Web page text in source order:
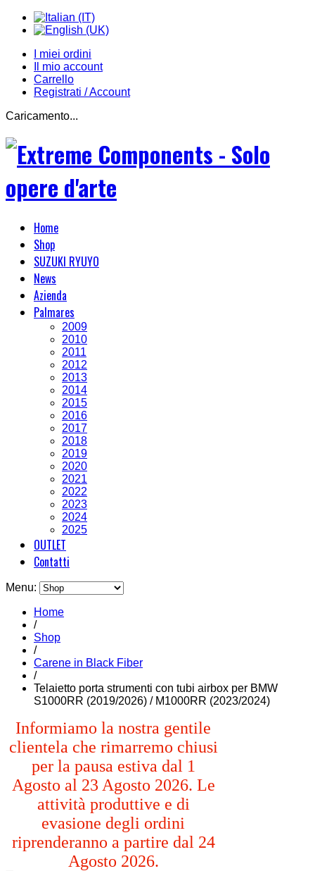
I miei ordini
Il mio account
Carrello
Registrati / Account
Caricamento...
Home
Shop
SUZUKI RYUYO
News
Azienda
Palmares
2009
2010
2011
2012
2013
2014
2015
2016
2017
2018
2019
2020
2021
2022
2023
2024
2025
OUTLET
Contatti
Menu:
Home
/
Shop
/
Carene in Black Fiber
/
Telaietto porta strumenti con tubi airbox per BMW
S1000RR (2019/2026) / M1000RR (2023/2024)
Informiamo la nostra gentile
clientela che rimarremo chiusi
per la pausa estiva dal 1
Agosto al 23 Agosto 2026. Le
attività produttive e di
evasione degli ordini
riprenderanno a partire dal 24
Agosto 2026.